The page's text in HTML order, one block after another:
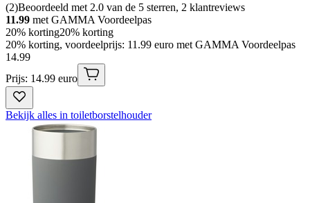
(2)Beoordeeld met 2.0 van de 5 sterren, 2 klantreviews
11.99 met GAMMA Voordeelpas
20% korting20% korting
20% korting, voordeelprijs: 11.99 euro met GAMMA Voordeelpas
14.99
Prijs: 14.99 euro
Bekijk alles in toiletborstelhouder